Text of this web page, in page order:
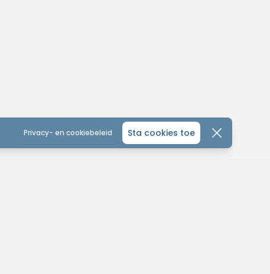
Sta cookies toe
Privacy- en cookiebeleid